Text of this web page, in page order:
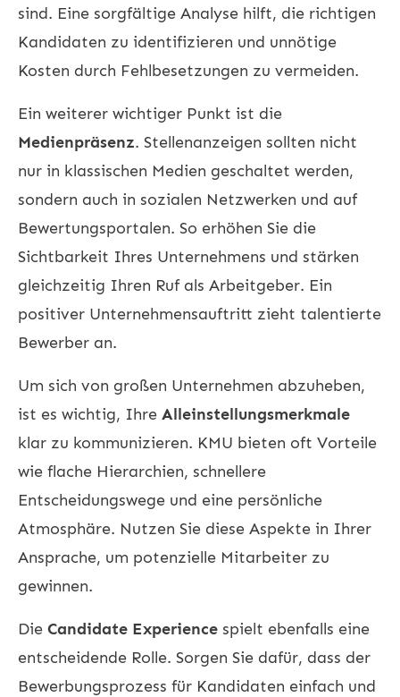
sind. Eine sorgfältige Analyse hilft, die richtigen
Kandidaten zu identifizieren und unnötige
Kosten durch Fehlbesetzungen zu vermeiden.
Ein weiterer wichtiger Punkt ist die
Medienpräsenz. Stellenanzeigen sollten nicht
nur in klassischen Medien geschaltet werden,
sondern auch in sozialen Netzwerken und auf
Bewertungsportalen. So erhöhen Sie die
Sichtbarkeit Ihres Unternehmens und stärken
gleichzeitig Ihren Ruf als Arbeitgeber. Ein
positiver Unternehmensauftritt zieht talentierte
Bewerber an.
Um sich von großen Unternehmen abzuheben,
ist es wichtig, Ihre Alleinstellungsmerkmale
klar zu kommunizieren. KMU bieten oft Vorteile
wie flache Hierarchien, schnellere
Entscheidungswege und eine persönliche
Atmosphäre. Nutzen Sie diese Aspekte in Ihrer
Ansprache, um potenzielle Mitarbeiter zu
gewinnen.
Die Candidate Experience spielt ebenfalls eine
entscheidende Rolle. Sorgen Sie dafür, dass der
Bewerbungsprozess für Kandidaten einfach und